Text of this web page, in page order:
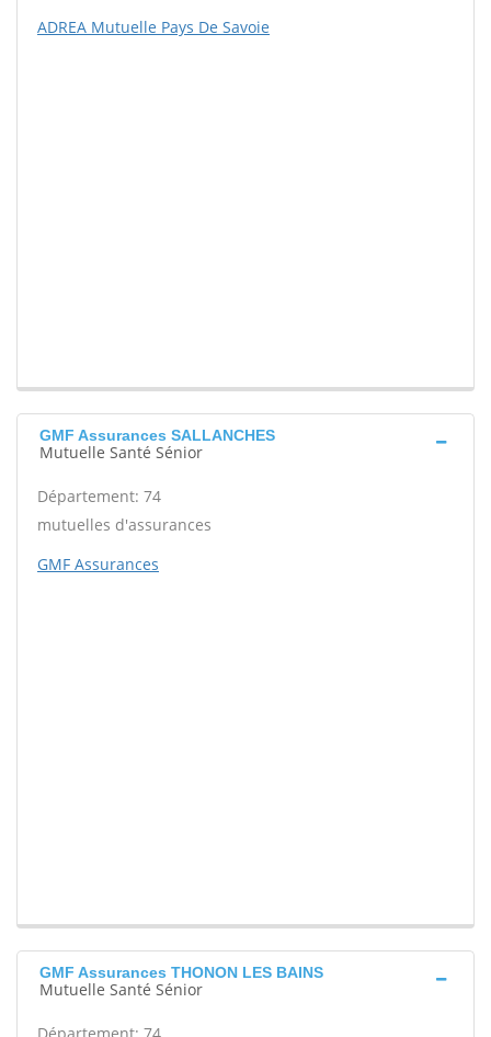
ADREA Mutuelle Pays De Savoie
GMF Assurances SALLANCHES
Mutuelle Santé Sénior
Département: 74
mutuelles d'assurances
GMF Assurances
GMF Assurances THONON LES BAINS
Mutuelle Santé Sénior